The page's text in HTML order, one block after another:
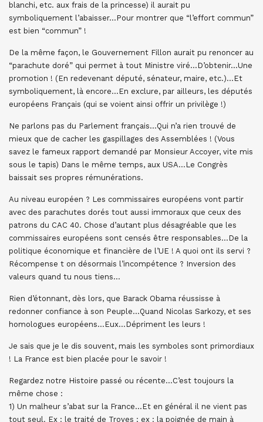
blanchi, etc. aux frais de la princesse) il aurait pu
symboliquement l’abaisser…Pour montrer que “l’effort commun”
est bien “commun” !
De la même façon, le Gouvernement Fillon aurait pu renoncer au
“parachute doré” qui permet à tout Ministre viré…D’obtenir…Une
promotion ! (En redevenant député, sénateur, maire, etc.)…Et
symboliquement, là encore…En exclure, par ailleurs, les députés
européens Français (qui se voient ainsi offrir un privilège !)
Ne parlons pas du Parlement français…Qui n’a rien trouvé de
mieux que de cacher les gaspillages des Assemblées ! (Vous
savez le fameux rapport demandé par Monsieur Accoyer, vite mis
sous le tapis) Dans le même temps, aux USA…Le Congrès
baissait ses propres rémunérations.
Au niveau européen ? Les commissaires européens vont partir
avec des parachutes dorés tout aussi immoraux que ceux des
patrons du CAC 40. Chose d’autant plus désagréable que les
commissaires européens sont censés être responsables…De la
politique économique et financière de l’UE ! A quoi ont ils servi ?
Récompense t on désormais l’incompétence ? Inversion des
valeurs quand tu nous tiens…
Rien d’étonnant, dès lors, que Barack Obama réussisse à
redonner confiance à son Peuple…Quand Nicolas Sarkozy, et ses
homologues européens…Eux…Dépriment les leurs !
Je sais que je le dis souvent, mais les symboles sont primordiaux
! La France est bien placée pour le savoir !
Regardez notre Histoire passé ou récente…C’est toujours la
même chose :
1) Un malheur s’abat sur la France…Et en général il ne vient pas
tout seul. Ex : le traité de Troyes ; ex : la poignée de main à